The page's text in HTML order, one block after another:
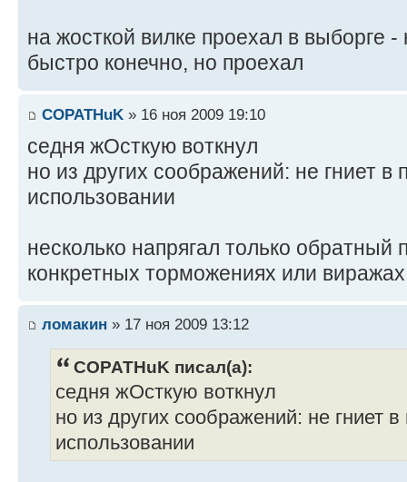
на жосткой вилке проехал в выборге
быстро конечно, но проехал
COPATHuK » 16 ноя 2009 19:10
седня жОсткую воткнул
но из других соображений: не гниет в
использовании
несколько напрягал только обратный
конкретных торможениях или виражах
ломакин » 17 ноя 2009 13:12
COPATHuK писал(а):
седня жОсткую воткнул
но из других соображений: не гниет
использовании